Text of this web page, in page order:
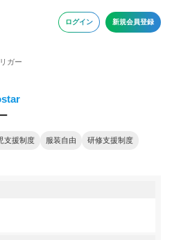
ログイン 新規会員登録
ガー
支援制度 服装自由 研修支援制度